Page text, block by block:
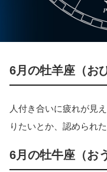
6月の牡羊座（お
人付き合いに疲れが見
りたいとか、認められ
6月の牡牛座（お